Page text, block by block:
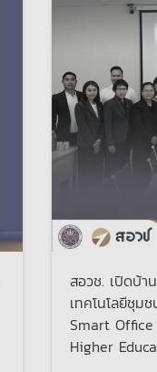
สอวช. เปิดบ้
เทคโนโลยีชุม
Smart
Higher